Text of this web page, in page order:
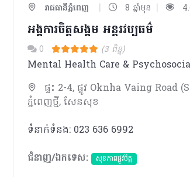
រាជធានីភ្នំពេញ | 8 ឆ្នាំមុន |
អង្គការចិត្តសង្គម អន្តរវប្បធម៌
0 (3 ពិន្ទុ)
ផ្ទះ 2-4, ផ្លូវ Oknha Vaing Road
ភ្នំពេញថ្មី, សែនសុខ
ទំនាក់ទំនង: 023 636 6992
ជំនាញ/ឯកទេស:
សុខភាពផ្លូវចិត្ត